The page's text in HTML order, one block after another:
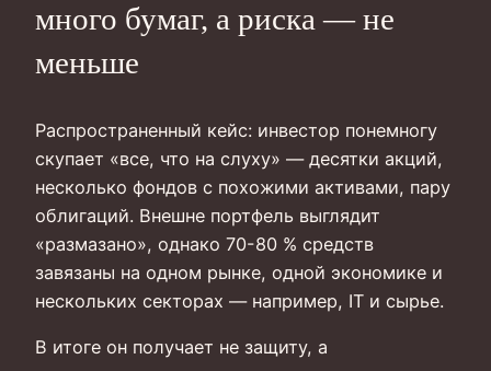
много бумаг, а риска — не
меньше
Распространенный кейс: инвестор понемногу
скупает «все, что на слуху» — десятки акций,
несколько фондов с похожими активами, пару
облигаций. Внешне портфель выглядит
«размазано», однако 70-80 % средств
завязаны на одном рынке, одной экономике и
нескольких секторах — например, IT и сырье.
В итоге он получает не защиту, а